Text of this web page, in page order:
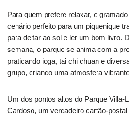
Para quem prefere relaxar, o
cenário perfeito para um piquenique
para deitar ao sol e ler um bom livro.
semana, o parque se anima com a
praticando ioga, tai chi chuan e
grupo, criando uma atmosfera
Um dos pontos altos do Parque Villa-
Cardoso, um verdadeiro cartão-